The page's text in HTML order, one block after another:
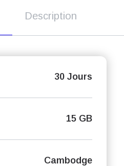
Description
30 Jours
15 GB
Cambodge